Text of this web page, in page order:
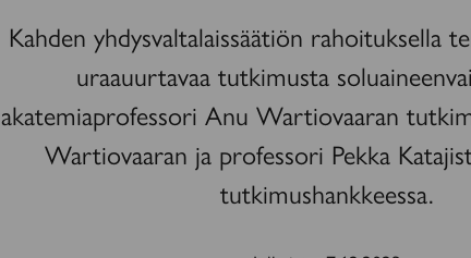
Kahden yhdysvaltalaissäätiön rahoituksella
uraauurtavaa tutkimusta
akatemiaprofessori Anu Wartiovaaran
Wartiovaaran ja professori Pekka
tutkimushankkeessa.